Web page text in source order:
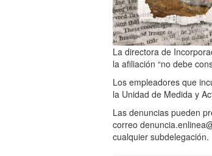
La directora de
la afiliación “no debe
Los empleadores que
la Unidad de Medida y
Las denuncias pueden
correo
cualquier subdelegación.